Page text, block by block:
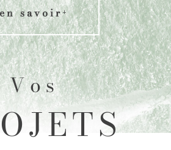
en savoir+
Vos